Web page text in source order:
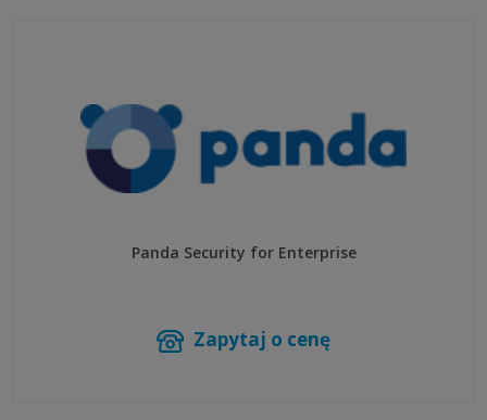
Panda Security for Enterprise
Zapytaj o cenę